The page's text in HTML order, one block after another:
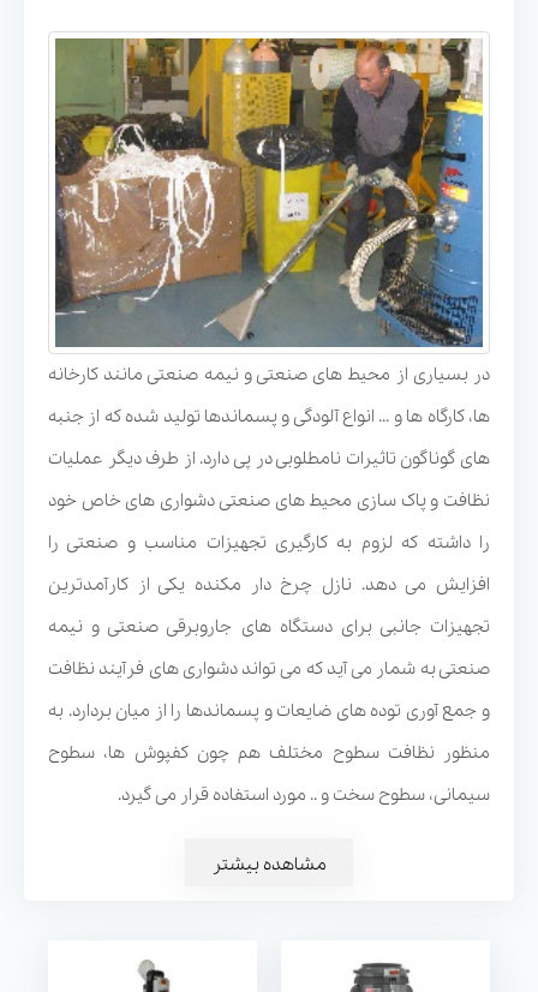
در بسیاری از محیط های صنعتی و نیمه صنعتی مانند کارخانه
ها، کارگاه ها و ... انواع آلودگی و پسماندها تولید شده که از جنبه
های گوناگون تاثیرات نامطلوبی در پی دارد. از طرف دیگر عملیات
نظافت و پاک سازی محیط های صنعتی دشواری های خاص خود
را داشته که لزوم به کارگیری تجهیزات مناسب و صنعتی را
افزایش می دهد. نازل چرخ دار مکنده یکی از کارآمدترین
تجهیزات جانبی برای دستگاه های جاروبرقی صنعتی و نیمه
صنعتی به شمار می آید که می تواند دشواری های فرآیند نظافت
و جمع آوری توده های ضایعات و پسماندها را از میان بردارد. به
منظور نظافت سطوح مختلف هم چون کفپوش ها، سطوح
سیمانی، سطوح سخت و .. مورد استفاده قرار می گیرد.
مشاهده بیشتر
جاروبرقی صنعتی Zefiro 101